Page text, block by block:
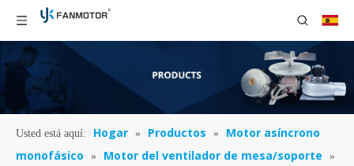
Usted está aquí: Hogar » Productos »
Motor asíncrono
monofásico
» Motor del ventilador de mesa/soporte
»